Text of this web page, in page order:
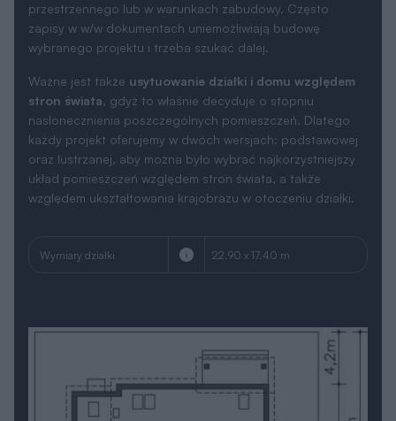
przestrzennego lub w warunkach zabudowy. Często
zapisy w w/w dokumentach uniemożliwiają budowę
wybranego projektu i trzeba szukać dalej.
Ważne jest także usytuowanie działki i domu względem
stron świata, gdyż to właśnie decyduje o stopniu
nasłonecznienia poszczególnych pomieszczeń. Dlatego
każdy projekt oferujemy w dwóch wersjach: podstawowej
oraz lustrzanej, aby można było wybrać najkorzystniejszy
układ pomieszczeń względem stron świata, a także
względem ukształtowania krajobrazu w otoczeniu działki.
Wymiary działki 22.90 x 17.40 m